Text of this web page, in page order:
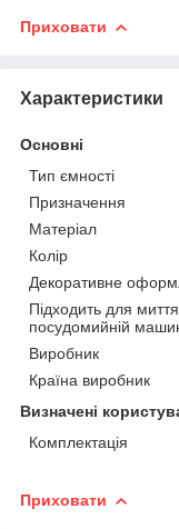
Приховати
Характеристики
Основні
Тип ємності
Призначення
Матеріал
Колір
Декоративне
Підходить для
посудомийній
Виробник
Країна виробник
Визначені
Комплектація
Приховати